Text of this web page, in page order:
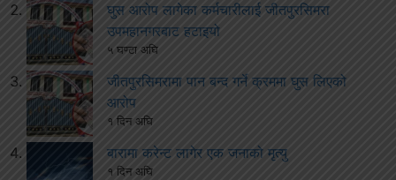
घुस आरोप लागेका कर्मचारीलाई जीतपुरसिमरा
उपमहानगरबाट हटाइयो
५ घण्टा अघि
जीतपुरसिमरामा पान बन्द गर्ने क्रममा घुस लिएको
आरोप
१ दिन अघि
बारामा करेन्ट लागेर एक जनाको मृत्यु
१ दिन अघि